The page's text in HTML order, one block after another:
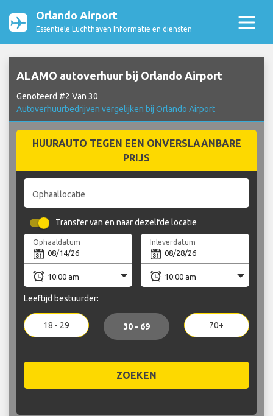
Orlando Airport
Essentiële Luchthaven Informatie en diensten
ALAMO autoverhuur bij Orlando Airport
Genoteerd #2 Van 30
Autoverhuurbedrijven vergelijken bij Orlando Airport
HUURAUTO TEGEN EEN ONVERSLAANBARE
PRIJS
Ophaallocatie
Transfer van en naar dezelfde locatie
Ophaaldatum Inleverdatum
Leeftijd bestuurder:
18 - 29 30 - 69 70+
ZOEKEN